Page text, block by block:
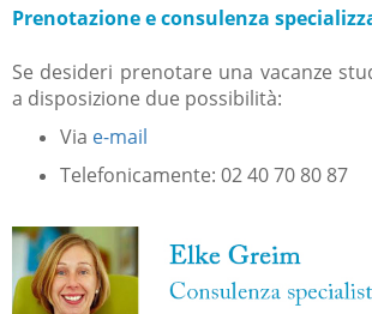
Prenotazione e consulenza
Se desideri prenotare una vacanze
a disposizione due possibilità:
Via e-mail
Telefonicamente: 02 40 70 80 87